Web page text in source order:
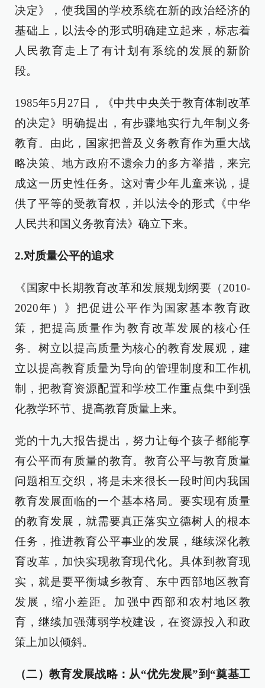
决定》，使我国的学校系统在新的政治经济的
基础上，以法令的形式明确建立起来，标志着
人民教育走上了有计划有系统的发展的新阶
段。
1985年5月27日，《中共中央关于教育体制改革
的决定》明确提出，有步骤地实行九年制义务
教育。由此，国家把普及义务教育作为重大战
略决策、地方政府不遗余力的多方举措，来完
成这一历史性任务。这对青少年儿童来说，提
供了平等的受教育权，并以法令的形式《中华
人民共和国义务教育法》确立下来。
2.对质量公平的追求
《国家中长期教育改革和发展规划纲要（2010-
2020年）》把促进公平作为国家基本教育政
策，把提高质量作为教育改革发展的核心任
务。树立以提高质量为核心的教育发展观，建
立以提高教育质量为导向的管理制度和工作机
制，把教育资源配置和学校工作重点集中到强
化教学环节、提高教育质量上来。
党的十九大报告提出，努力让每个孩子都能享
有公平而有质量的教育。教育公平与教育质量
问题相互交织，将是未来很长一段时间内我国
教育发展面临的一个基本格局。要实现有质量
的教育发展，就需要真正落实立德树人的根本
任务，推进教育公平事业的发展，继续深化教
育改革，加快实现教育现代化。具体到教育现
实，就是要平衡城乡教育、东中西部地区教育
发展，缩小差距。加强中西部和农村地区教
育，继续加强薄弱学校建设，在资源投入和政
策上加以倾斜。
（二）教育发展战略：从“优先发展”到“奠基工